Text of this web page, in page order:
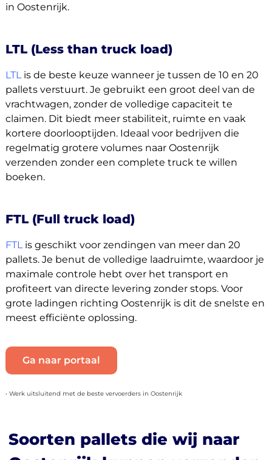
in Oostenrijk.
LTL (Less than truck load)
LTLis de beste keuze wanneer je tussen de 10 en 20
pallets verstuurt. Je gebruikt een groot deel van de
vrachtwagen, zonder de volledige capaciteit te
claimen. Dit biedt meer stabiliteit, ruimte en vaak
kortere doorlooptijden. Ideaal voor bedrijven die
regelmatig grotere volumes naar Oostenrijk
verzenden zonder een complete truck te willen
boeken.
FTL (Full truck load)
FTLis geschikt voor zendingen van meer dan 20
pallets. Je benut de volledige laadruimte, waardoor je
maximale controle hebt over het transport en
profiteert van directe levering zonder stops. Voor
grote ladingen richting Oostenrijk is dit de snelste en
meest efficiënte oplossing.
Ga naar portaal
• Werk uitsluitend met de beste vervoerders in Oostenrijk
Soorten pallets die wij naar